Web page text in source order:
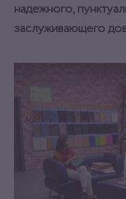
надежного,
заслуживающего